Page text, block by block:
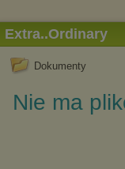
Extra..Ordinary
Dokumenty
Nie ma